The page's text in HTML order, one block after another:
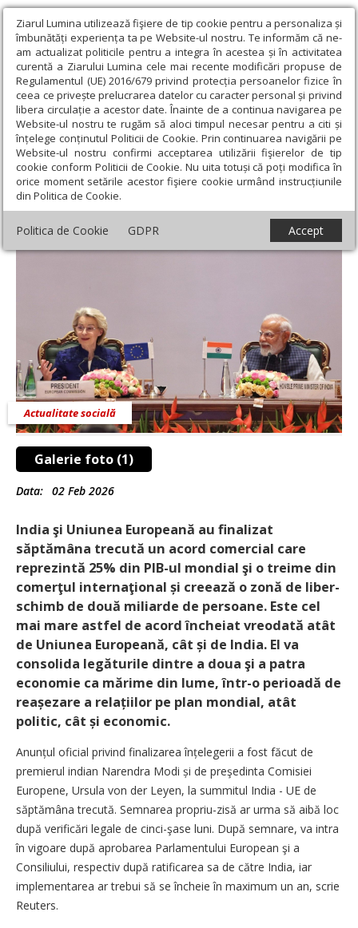
Ziarul Lumina utilizează fişiere de tip cookie pentru a personaliza și
îmbunătăți experiența ta pe Website-ul nostru. Te informăm că ne-
am actualizat politicile pentru a integra în acestea și în activitatea
curentă a Ziarului Lumina cele mai recente modificări propuse de
Regulamentul (UE) 2016/679 privind protecția persoanelor fizice în
ceea ce privește prelucrarea datelor cu caracter personal și privind
libera circulație a acestor date. Înainte de a continua navigarea pe
Website-ul nostru te rugăm să aloci timpul necesar pentru a citi și
înțelege conținutul Politicii de Cookie. Prin continuarea navigării pe
Website-ul nostru confirmi acceptarea utilizării fişierelor de tip
cookie conform Politicii de Cookie. Nu uita totuși că poți modifica în
orice moment setările acestor fişiere cookie urmând instrucțiunile
din Politica de Cookie.
Politica de Cookie GDPR Accept
Ziarul Lumina › Societate › Actualitate socială › Acord de liber-
schimb între Uniunea Europeană și India
Acord de liber-schimb între Uniunea
Europeană și India
Galerie foto (1)
Actualitate socială
Data: 02 Feb 2026
India şi Uniunea Europeană au finalizat
săptămâna trecută un acord comercial care
reprezintă 25% din PIB-ul mondial şi o treime din
comerţul internaţional și creează o zonă de liber-
schimb de două miliarde de persoane. Este cel
mai mare astfel de acord încheiat vreodată atât
de Uniunea Europeană, cât și de India. El va
consolida legăturile dintre a doua şi a patra
economie ca mărime din lume, într-o perioadă de
reașezare a relațiilor pe plan mondial, atât
politic, cât și economic.
Anunțul oficial privind finalizarea înțelegerii a fost făcut de
premierul indian Narendra Modi și de preşedinta Comisiei
Europene, Ursula von der Leyen, la summitul India - UE de
săptămâna trecută. Semnarea propriu-zisă ar urma să aibă loc
după verificări legale de cinci-şase luni. După semnare, va intra
în vigoare după aprobarea Parlamentului European şi a
Consiliului, respectiv după ratificarea sa de către India, iar
implementarea ar trebui să se încheie în maximum un an, scrie
Reuters.